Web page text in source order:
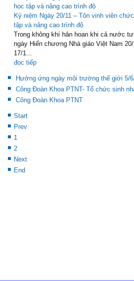
Kỷ niệm Ngày 20/11 – Tôn vinh viên
tập và nâng cao trình độ
Trong không khí hân hoan khi cả nước
ngày Hiến chương Nhà giáo Việt Nam
17/1...
đọc tiếp
Hưởng ứng ngày môi trường thế giới 5/
Công Đoàn Khoa PTNT- Tổ chức sinh
Công Đoàn Khoa PTNT
Start
Prev
1
2
Next
End